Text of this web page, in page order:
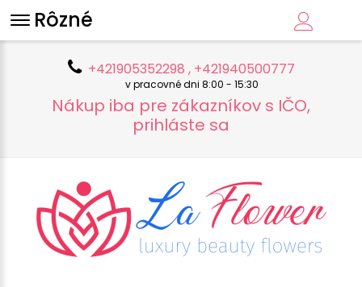
+421905352298 , +421940500777
v pracovné dni 8:00 - 15:30
Nákup iba pre zákazníkov s IČO,
prihláste sa
Rôzné